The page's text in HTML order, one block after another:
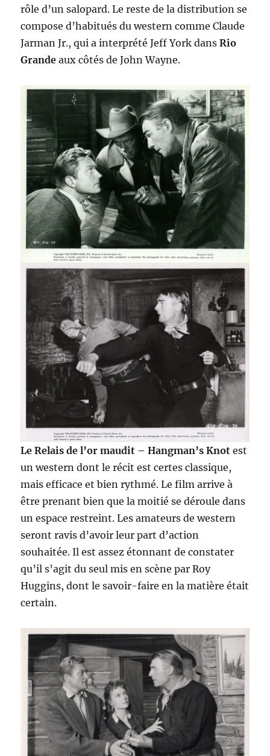
rôle d’un salopard. Le reste de la distribution se
compose d’habitués du western comme Claude
Jarman Jr., qui a interprété Jeff York dansRio
Grande aux côtés de John Wayne.
Le Relais de l’or maudit – Hangman’s Knot est
un western dont le récit est certes classique,
mais efficace et bien rythmé. Le film arrive à
être prenant bien que la moitié se déroule dans
un espace restreint. Les amateurs de western
seront ravis d’avoir leur part d’action
souhaitée. Il est assez étonnant de constater
qu’il s’agit du seul mis en scène par Roy
Huggins, dont le savoir-faire en la matière était
certain.